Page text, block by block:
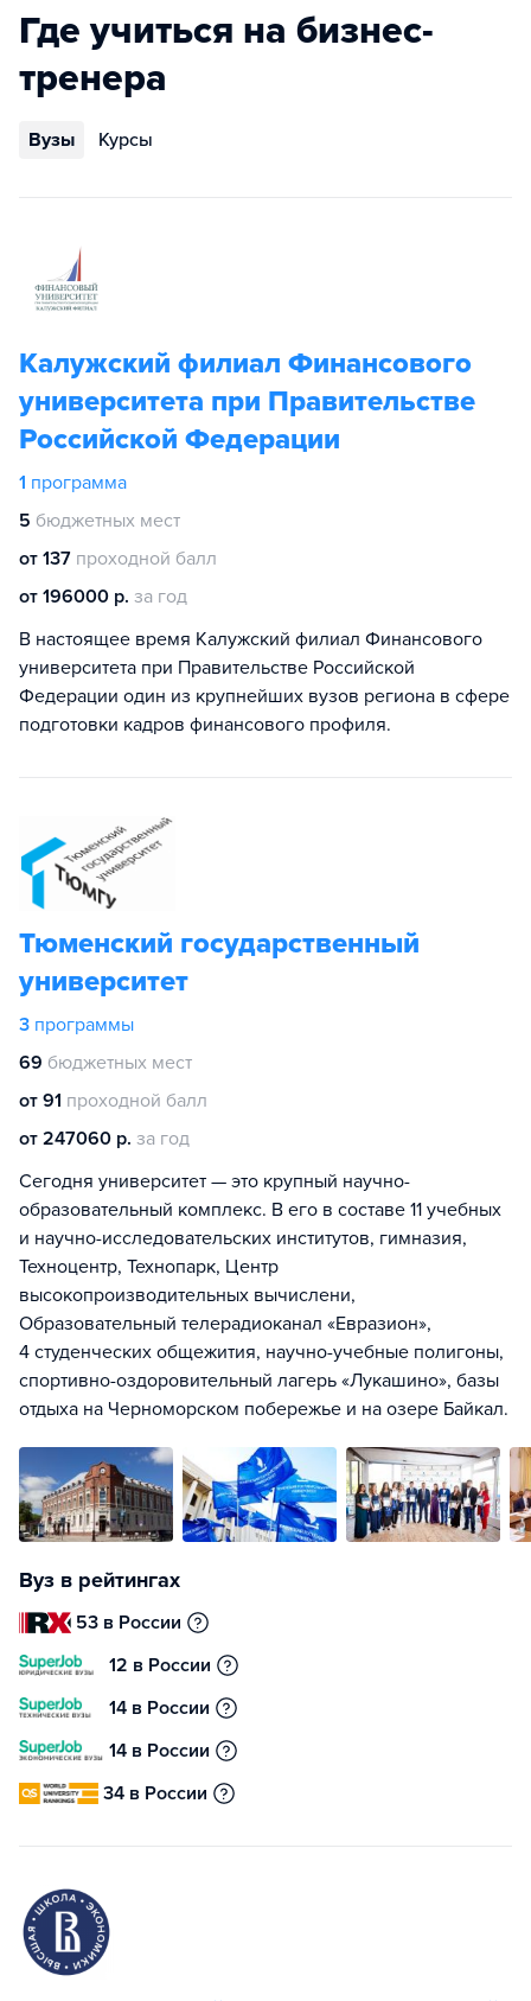
Где учиться на бизнес-
тренера
Вузы Курсы
Калужский филиал Финансового
университета при Правительстве
Российской Федерации
1 программа
5 бюджетных мест
от 137 проходной балл
от 196000 р. за год
В настоящее время Калужский филиал Финансового
университета при Правительстве Российской
Федерации один из крупнейших вузов региона в сфере
подготовки кадров финансового профиля.
Тюменский государственный
университет
3 программы
69 бюджетных мест
от 91 проходной балл
от 247060 р. за год
Сегодня университет — это крупный научно-
образовательный комплекс. В его в составе 11 учебных
и научно-исследовательских институтов, гимназия,
Техноцентр, Технопарк, Центр
высокопроизводительных вычислени,
Образовательный телерадиоканал «Евразион»,
4 студенческих общежития, научно-учебные полигоны,
спортивно-оздоровительный лагерь «Лукашино», базы
отдыха на Черноморском побережье и на озере Байкал.
Вуз в рейтингах
53 в России
12 в России
14 в России
14 в России
34 в России